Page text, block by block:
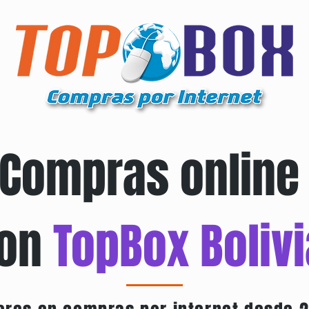
TopBox